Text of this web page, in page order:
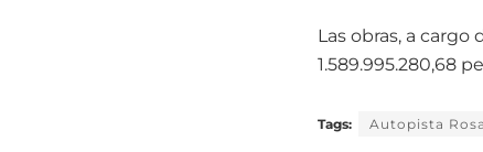
Las obras, a
1.589.995.280,68
Tags: Autopista